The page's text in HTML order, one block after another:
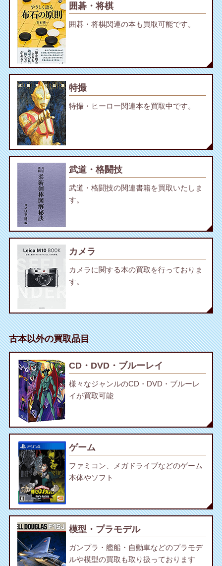
囲碁・将棋
囲碁・将棋関連の本も買取可能です。
特撮
特撮・ヒーロー関連本を買取中です。
武道・格闘技
武道・格闘技の関連書籍を買取いたしま
す。
カメラ
カメラに関する本の買取を行っておりま
す。
古本以外の買取品目
CD・DVD・ブルーレイ
様々なジャンルのCD・DVD・ブルーレ
イが買取可能
ゲーム
ファミコン、メガドライブなどのゲーム
本体やソフト
模型・プラモデル
ガンプラ・艦船・自動車などのプラモデ
ルや模型の買取も取り扱っております